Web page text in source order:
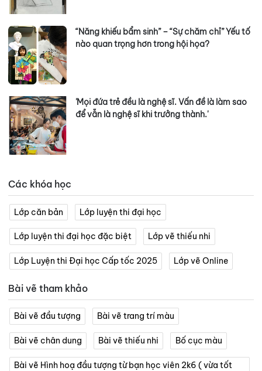
“Năng khiếu bẩm sinh” – “Sự chăm chỉ” Yếu tố
nào quan trọng hơn trong hội họa?
'Mọi đứa trẻ đều là nghệ sĩ. Vấn đề là làm sao
để vẫn là nghệ sĩ khi trưởng thành.'
Các khóa học
Lớp căn bản Lớp luyện thi đại học
Lớp luyện thi đại học đặc biệt Lớp vẽ thiếu nhi
Lớp Luyện thi Đại học Cấp tốc 2025 Lớp vẽ Online
Bài vẽ tham khảo
Bài vẽ đầu tượng Bài vẽ trang trí màu
Bài vẽ chân dung Bài vẽ thiếu nhi Bố cục màu
Bài vẽ Hình hoạ đầu tượng từ bạn học viên 2k6 ( vừa tốt